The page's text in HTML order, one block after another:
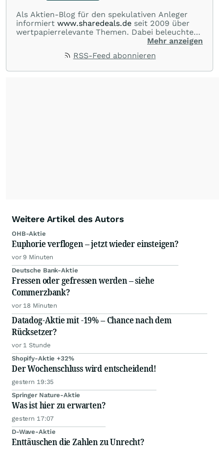
Als Aktien-Blog für den spekulativen Anleger
informiert www.sharedeals.de seit 2009 über
wertpapierrelevante Themen. Dabei beleuchtet
sharedeals.de insbesondere aktuelleMehr anzeigen
RSS-Feed abonnieren
Weitere Artikel des Autors
OHB-Aktie
Euphorie verflogen – jetzt wieder einsteigen?
vor 9 Minuten
Deutsche Bank-Aktie
Fressen oder gefressen werden – siehe
Commerzbank?
vor 18 Minuten
Datadog-Aktie mit -19% – Chance nach dem
Rücksetzer?
vor 1 Stunde
Shopify-Aktie +32%
Der Wochenschluss wird entscheidend!
gestern 19:35
Springer Nature-Aktie
Was ist hier zu erwarten?
gestern 17:07
D-Wave-Aktie
Enttäuschen die Zahlen zu Unrecht?